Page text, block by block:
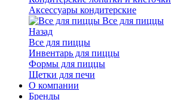
Аксессуары кондитерские
Все для пиццы
Назад
Все для пиццы
Инвентарь для пиццы
Формы для пиццы
Щетки для печи
О компании
Бренды